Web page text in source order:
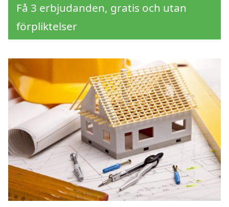
Få 3 erbjudanden, gratis och utan
förpliktelser